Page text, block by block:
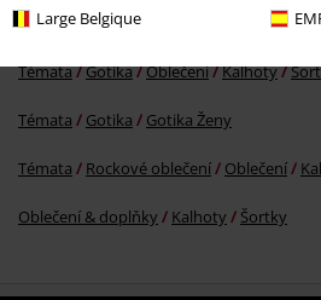
Large Belgique
Témata Černé oblečení černé kalhoty
Témata Gotika Oblečení Kalhoty
Témata Gotika Gotika Ženy
Témata Rockové oblečení Oblečení
Oblečení & doplňky Kalhoty Šortky